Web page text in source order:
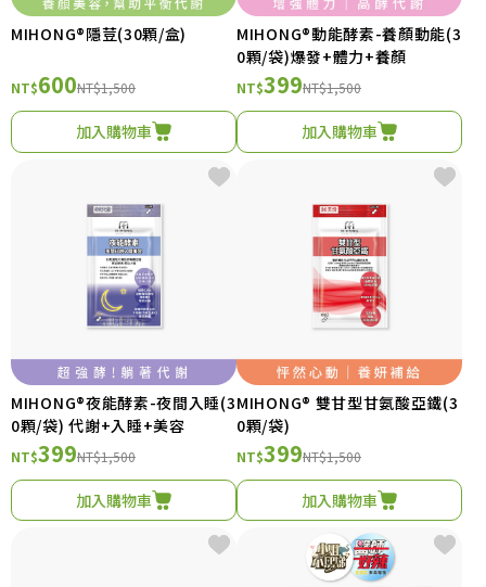
MIHONG®隱荳(30顆/盒)
NT$600NT$1,500
加入購物車
MIHONG®動能酵素-養顏動能(3
0顆/袋)爆發+體力+養顏
NT$399NT$1,500
加入購物車
MIHONG®夜能酵素-夜間入睡(3
0顆/袋) 代謝+入睡+美容
NT$399NT$1,500
加入購物車
MIHONG® 雙甘型甘氨酸亞鐵(3
0顆/袋)
NT$399NT$1,500
加入購物車